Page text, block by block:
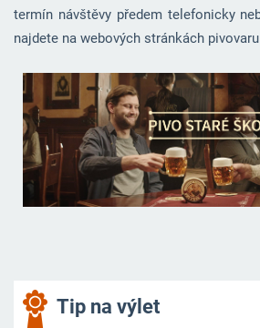
termín návštěvy předem telefonicky
najdete na webových stránkách pivovaru
Tip na výlet